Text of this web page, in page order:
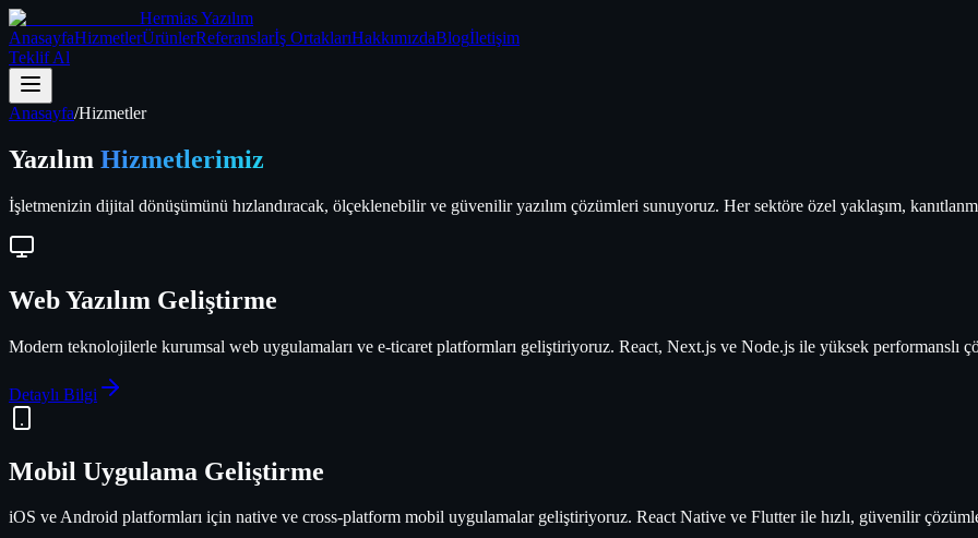
Hermias Yazılım
AnasayfaHizmetlerÜrünlerReferanslarİş OrtaklarıHakkımızdaBlogİletişim
Teklif Al
Anasayfa/Hizmetler
Yazılım Hizmetlerimiz
İşletmenizin dijital dönüşümünü hızlandıracak, ölçeklenebilir ve güvenilir yazılım çözümleri sunuyoruz. Her sektöre özel yaklaşım,
Web Yazılım Geliştirme
Modern teknolojilerle kurumsal web uygulamaları ve e-ticaret platformları geliştiriyoruz. React, Next.js ve Node.js ile yüksek performanslı
Detaylı Bilgi
Mobil Uygulama Geliştirme
iOS ve Android platformları için native ve cross-platform mobil uygulamalar geliştiriyoruz. React Native ve Flutter ile hızlı, güvenilir